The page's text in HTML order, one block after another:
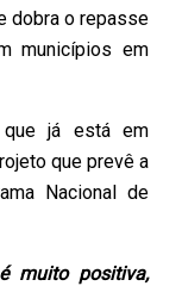
dobra o repasse
municípios em
que já está em
que prevê a
Nacional de
muito positiva,